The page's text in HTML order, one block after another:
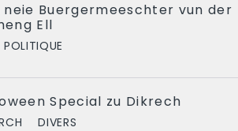
neie Buergermeeschter vun der
Ell
POLITIQUE
Special zu Dikrech
DIVERS